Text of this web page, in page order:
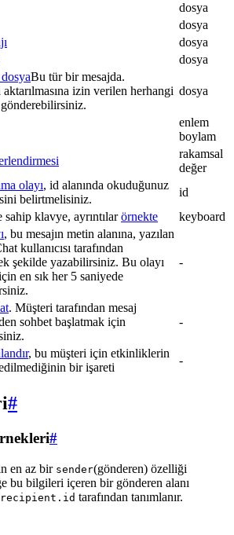
dosya
dosya
dosya
dosya
Bu tür bir mesajda.
izin verilen herhangi dosya
enlem
boylam
rakamsal
değer
olayı, id alanında okuduğunuz
belirtmelisiniz.
id
sahip klavye, ayrıntılarörnekte keyboard
, bu mesajın metin alanına, yazılan
kullanıcısı tarafından
şekilde yazabilirsiniz. Bu olayı
en sık her 5 saniyede
-
. Müşteri tarafından mesaj
sohbet başlatmak için
-
, bu müşteri için etkinliklerin
bir işareti
-
#
#
en az bir sender(gönderen) özelliği
bu bilgileri içeren bir gönderen alanı
recipient.id tarafından tanımlanır.